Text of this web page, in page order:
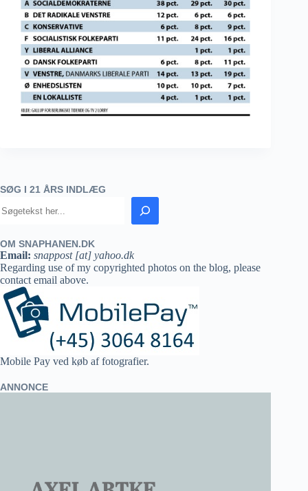
SØG I 21 ÅRS INDLÆG
OM SNAPHANEN.DK
Email: snappost [at] yahoo.dk
Regarding use of my copyrighted photos on the blog, please
contact email above.
Mobile Pay ved køb af fotografier.
ANNONCE